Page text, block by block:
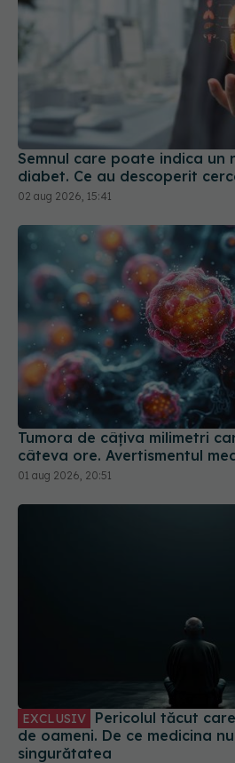
Semnul care poate indica un
diabet. Ce au descoperit
02 aug 2026, 15:41
Tumora de câțiva milimetri
câteva ore. Avertismentul
01 aug 2026, 20:51
de oameni. De ce medicina
singurătatea
31 iul 2026, 21:20